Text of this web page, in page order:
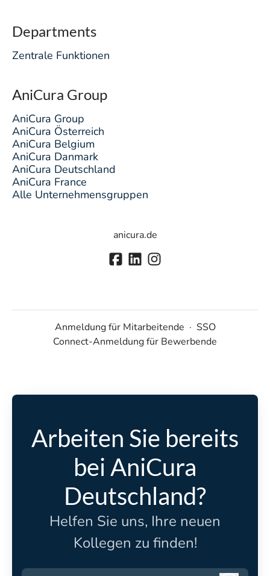
Departments
Zentrale Funktionen
AniCura Group
AniCura Group
AniCura Österreich
AniCura Belgium
AniCura Danmark
AniCura Deutschland
AniCura France
Alle Unternehmensgruppen
anicura.de
Anmeldung für Mitarbeitende · SSO
Connect-Anmeldung für Bewerbende
Arbeiten Sie bereits
bei AniCura
Deutschland?
Helfen Sie uns, Ihre neuen
Kollegen zu finden!